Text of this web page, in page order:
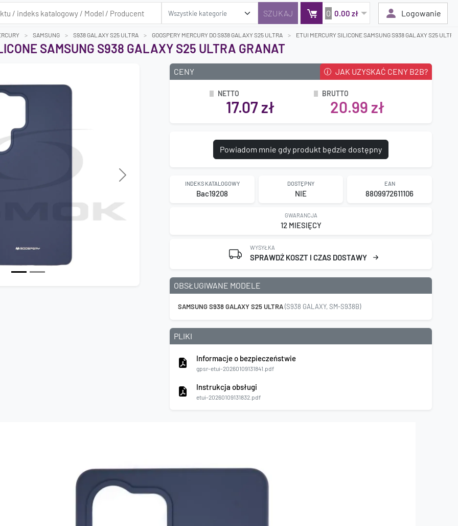
0 0.00 zł Logowanie
Twój koszyk jest pusty
SAMSUNG S938 GALAXY S25 ULTRA GOOSPERY MERCURY DO S938 GALAXY S25 ULTRA ETUI MERCURY SILICONE SAMSUNG S938 GALAXY S25 ULTRA
SAMSUNG S938 GALAXY S25 ULTRA GRANAT
Next
CENY JAK UZYSKAĆ CENY B2B?
NETTO
17.07 zł
BRUTTO
20.99 zł
Powiadom mnie gdy produkt będzie dostępny
INDEKS KATALOGOWY
Bac19208
DOSTĘPNY
NIE
EAN
8809972611106
GWARANCJA
12 MIESIĘCY
WYSYŁKA
SPRAWDŹ KOSZT I CZAS DOSTAWY
OBSŁUGIWANE MODELE
SAMSUNG S938 GALAXY S25 ULTRA(S938 GALAXY, SM-S938B)
PLIKI
Informacje o bezpieczeństwie
gpsr-etui-20260109131841.pdf
Instrukcja obsługi
etui-20260109131832.pdf